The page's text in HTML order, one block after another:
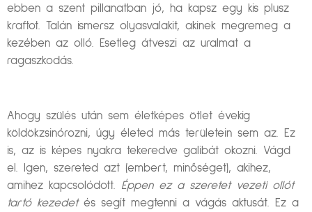
ebben a szent pillanatban jó, ha kapsz egy kis plusz
kraftot. Talán ismersz olyasvalakit, akinek megremeg a
kezében az olló. Esetleg átveszi az uralmat a
ragaszkodás.
Ahogy szülés után sem életképes ötlet évekig
köldökzsinórozni, úgy életed más területein sem az. Ez
is, az is képes nyakra tekeredve galibát okozni. Vágd
el. Igen, szereted azt (embert, minőséget), akihez,
amihez kapcsolódott. Éppen ez a szeretet vezeti ollót
tartó kezedet és segít megtenni a vágás aktusát. Ez a